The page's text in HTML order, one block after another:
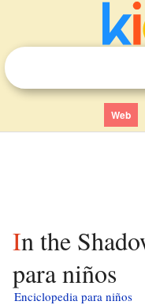
Web
In the Shadow of the Cypress
para niños
Enciclopedia para niños